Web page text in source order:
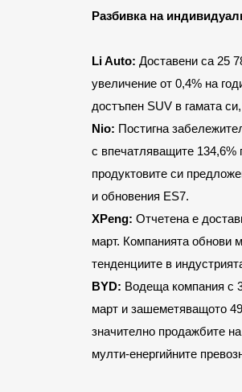
Разбивка на
Li Auto: Доставени са 25
увеличение от 0,4% на
достъпен SUV в гамата
Nio: Постигна
с впечатляващите
продуктовите си
и обновения ES7.
XPeng: Отчетена е
март. Компанията обнови
тенденциите в
BYD: Водеща компания с
март и зашеметяващото
значително продажбите
мулти-енергийните